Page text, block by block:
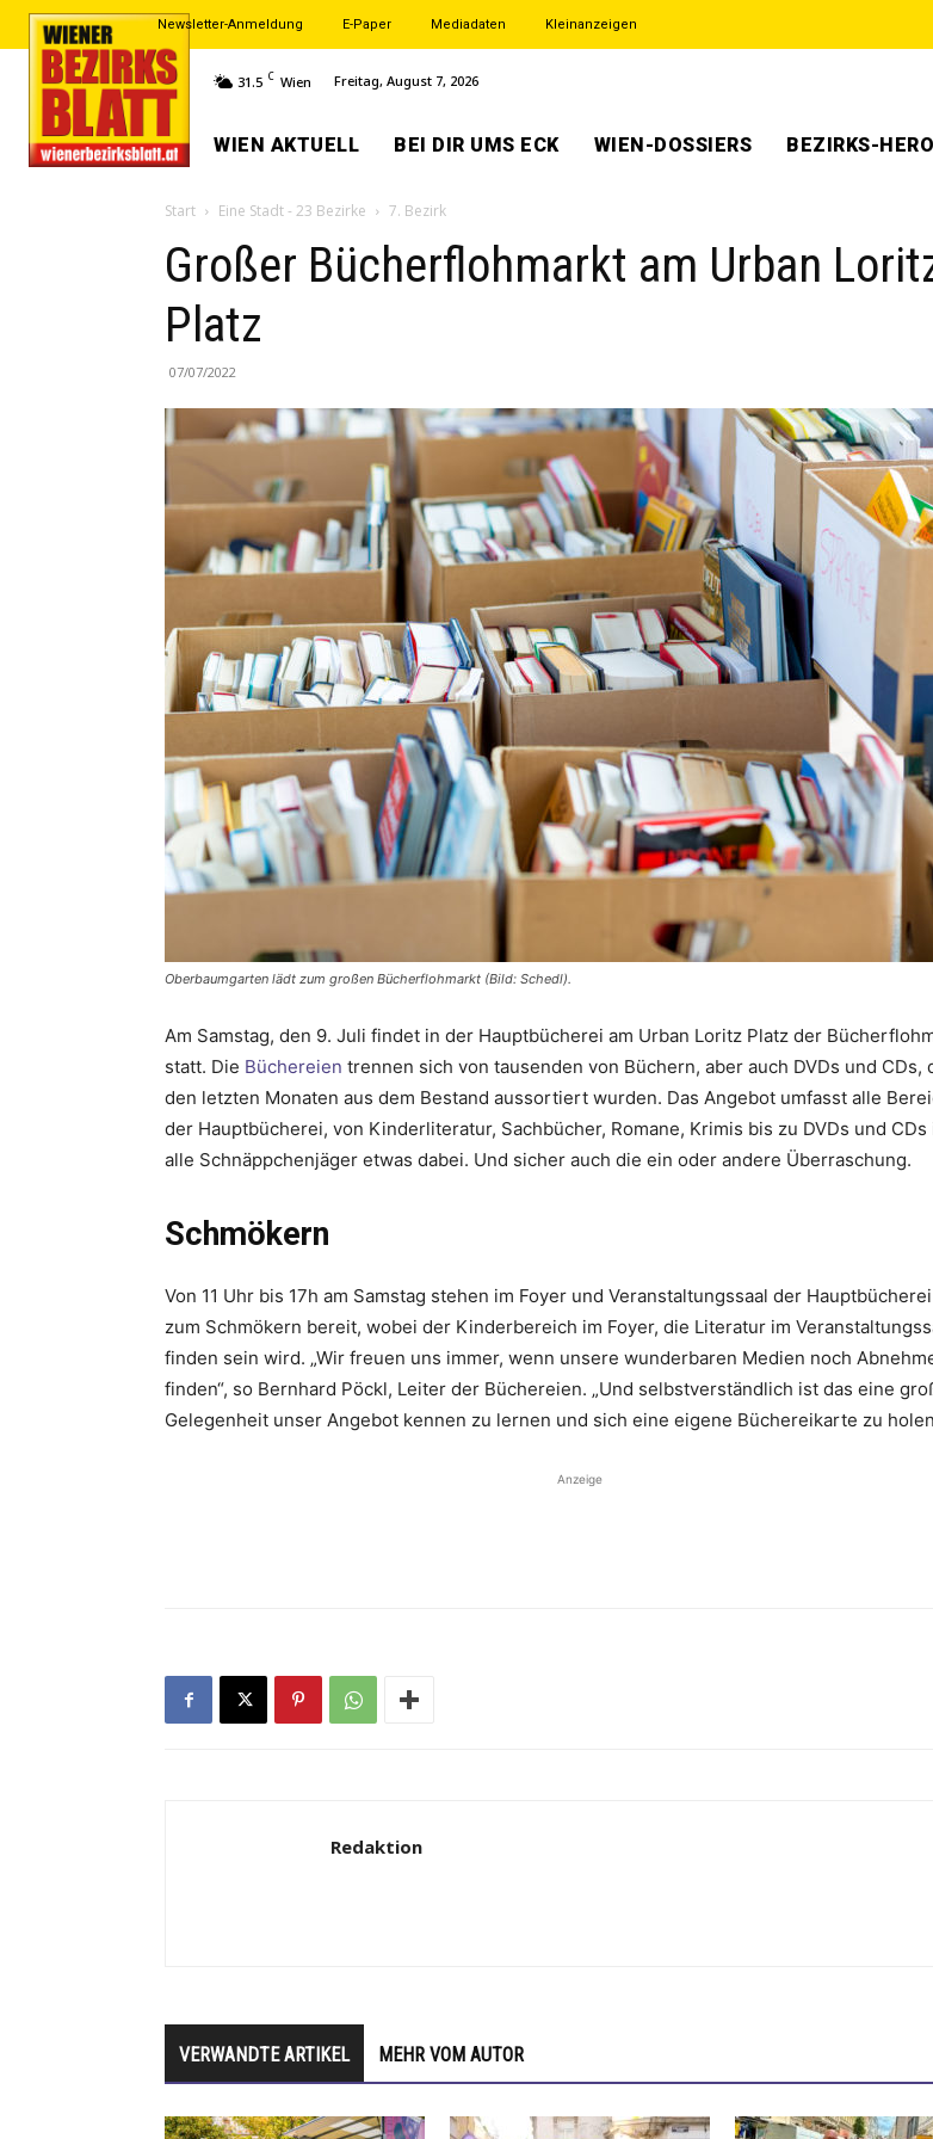
Newsletter-Anmeldung E-Paper Mediadaten Kleinanzeigen
31.5 C Wien Freitag, August 7, 2026
WIEN AKTUELL BEI DIR UMS ECK WIEN-DOSSIERS BEZIRKS-
Start Eine Stadt - 23 Bezirke 7. Bezirk
Großer Bücherflohmarkt am Urban
Platz
07/07/2022
Oberbaumgarten lädt zum großen Bücherflohmarkt (Bild: Schedl).
Am Samstag, den 9. Juli findet in der Hauptbücherei am Urban Loritz Platz der
statt. Die Büchereien trennen sich von tausenden von Büchern, aber auch DVDs und CDs,
den letzten Monaten aus dem Bestand aussortiert wurden. Das Angebot umfasst alle
der Hauptbücherei, von Kinderliteratur, Sachbücher, Romane, Krimis bis zu DVDs und
alle Schnäppchenjäger etwas dabei. Und sicher auch die ein oder andere Überraschung.
Schmökern
Von 11 Uhr bis 17h am Samstag stehen im Foyer und Veranstaltungssaal der
zum Schmökern bereit, wobei der Kinderbereich im Foyer, die Literatur im
finden sein wird. „Wir freuen uns immer, wenn unsere wunderbaren Medien noch
finden“, so Bernhard Pöckl, Leiter der Büchereien. „Und selbstverständlich ist das eine
Gelegenheit unser Angebot kennen zu lernen und sich eine eigene Büchereikarte zu
Anzeige
Redaktion
VERWANDTE ARTIKEL MEHR VOM AUTOR